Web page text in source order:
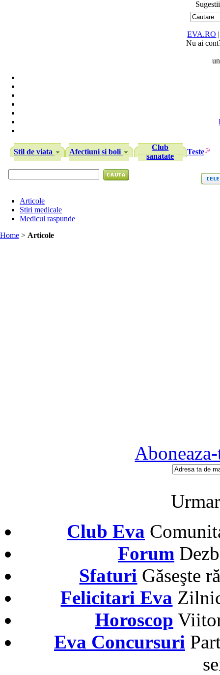
EVA.RO |
Nu ai
Stil de viata Afectiuni si boli
Club
sanatate
Teste
Articole
Stiri medicale
Medicul raspunde
Home > Articole
Club Eva
Forum
Sfaturi Găseşte
Felicitari Eva
Horoscop
Eva Concursuri